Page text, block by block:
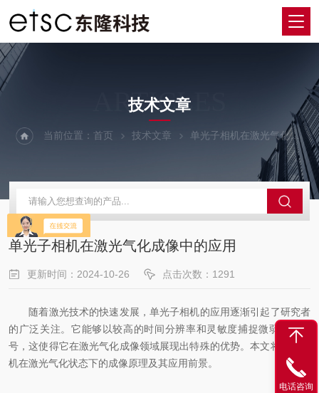
ARTICLES
技术文章
当前位置：首页 技术文章 单光子相机在激光气化成像中的应用
单光子相机在激光气化成像中的应用
更新时间：2024-10-26 点击次数：1291
随着激光技术的快速发展，单光子相机的应用逐渐引起了研究者
的广泛关注。它能够以较高的时间分辨率和灵敏度捕捉微弱的光信
号，这使得它在激光气化成像领域展现出特殊的优势。本文将探讨相
机在激光气化状态下的成像原理及其应用前景。
电话咨询